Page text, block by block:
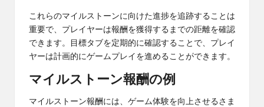
これらのマイルストーンに向けた進捗を追跡することは
重要で、プレイヤーは報酬を獲得するまでの距離を確認
できます。目標タブを定期的に確認することで、プレイ
ヤーは計画的にゲームプレイを進めることができます。
マイルストーン報酬の例
マイルストーン報酬には、ゲーム体験を向上させるさま